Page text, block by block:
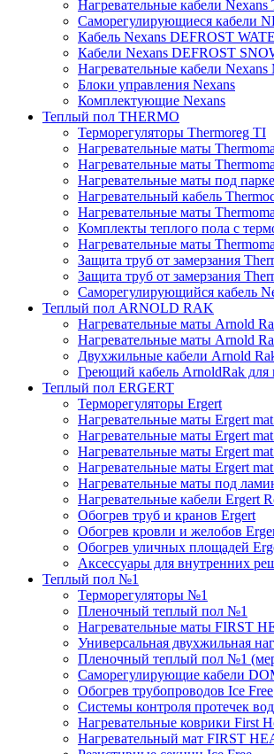
Нагревательные кабели
Саморегулирующиеся кабели
Кабель Nexans DEFROST
Кабели Nexans DEFROST
Нагревательные кабели
Блоки управления Nexans
Комплектующие Nexans
Теплый пол THERMO
Терморегуляторы Thermoreg TI
Нагревательные маты
Нагревательные маты
Нагревательные маты под
Нагревательный кабель
Нагревательные маты
Комплекты теплого пола с
Нагревательные маты
Защита труб от замерзания
Защита труб от замерзания
Саморегулирующийся кабель
Теплый пол ARNOLD RAK
Нагревательные маты Arnold
Нагревательные маты Arnold
Двухжильные кабели Arnold
Греющий кабель ArnoldRak
Теплый пол ERGERT
Терморегуляторы Ergert
Нагревательные маты Ergert
Нагревательные маты Ergert
Нагревательные маты Ergert
Нагревательные маты Ergert
Нагревательные маты под
Нагревательные кабели Ergert
Обогрев труб и кранов Ergert
Обогрев кровли и желобов
Обогрев уличных площадей
Аксессуары для внутренних
Теплый пол №1
Терморегуляторы №1
Пленочный теплый пол №1
Нагревательные маты FIRST
Универсальная двухжильная
Пленочный теплый пол №1
Саморегулирующие кабели
Обогрев трубопроводов Ice Free
Системы контроля протечек
Нагревательные коврики First
Нагревательный мат FIRST